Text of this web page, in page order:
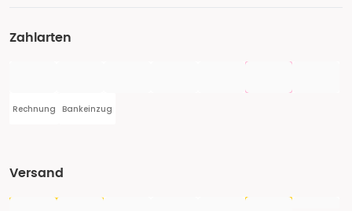
Zahlarten
Rechnung Bankeinzug
Versand